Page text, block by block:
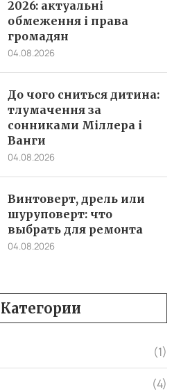
2026: актуальні
обмеження і права
громадян
04.08.2026
До чого сниться дитина:
тлумачення за
сонниками Міллера і
Ванги
04.08.2026
Винтоверт, дрель или
шуруповерт: что
выбрать для ремонта
04.08.2026
Категории
(1)
(4)